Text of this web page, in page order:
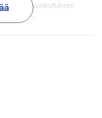
vaikutuksen
kehosta.
10634EX Black jo